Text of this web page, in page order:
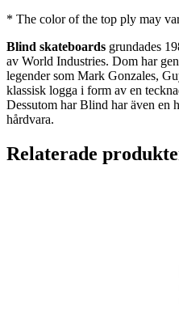
* The color of the top ply may
Blind skateboards grundades
av World Industries. Dom har
legender som Mark Gonzales,
klassisk logga i form av en
Dessutom har Blind har även en
hårdvara.
Relaterade